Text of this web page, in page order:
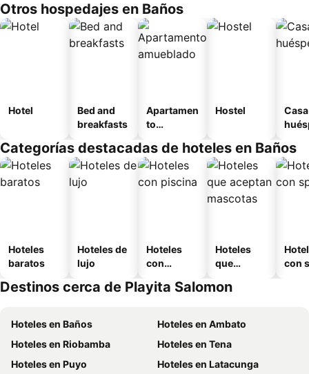
Otros hospedajes en Baños
Hotel
Bed and
breakfasts
Apartamen
to
o
Hostel
Categorías destacadas de hoteles en Baños
Hoteles
baratos
Hoteles de
lujo
Hoteles
con
Hoteles
que
mascotas
con
Destinos cerca de Playita Salomon
Hoteles en Baños
Hoteles en Ambato
Hoteles en Riobamba
Hoteles en Tena
Hoteles en Puyo
Hoteles en Latacunga